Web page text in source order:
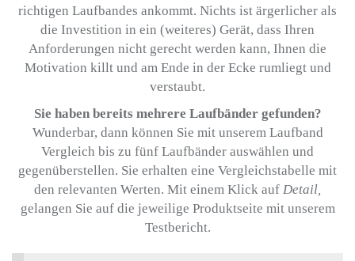
richtigen Laufbandes ankommt. Nichts ist ärgerlicher als
die Investition in ein (weiteres) Gerät, dass Ihren
Anforderungen nicht gerecht werden kann, Ihnen die
Motivation killt und am Ende in der Ecke rumliegt und
verstaubt.
Sie haben bereits mehrere Laufbänder gefunden?
Wunderbar, dann können Sie mit unserem Laufband
Vergleich bis zu fünf Laufbänder auswählen und
gegenüberstellen. Sie erhalten eine Vergleichstabelle mit
den relevanten Werten. Mit einem Klick auf Detail,
gelangen Sie auf die jeweilige Produktseite mit unserem
Testbericht.